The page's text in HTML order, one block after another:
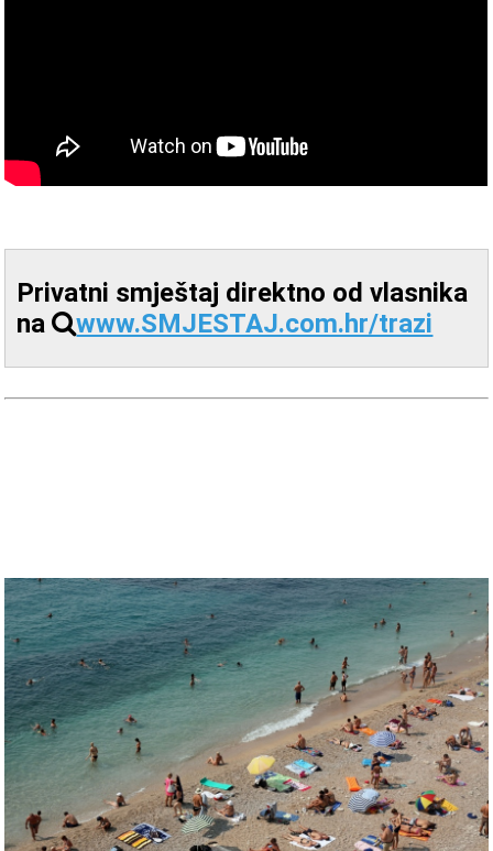
Privatni smještaj direktno od vlasnika
na
www.SMJESTAJ.com.hr/trazi